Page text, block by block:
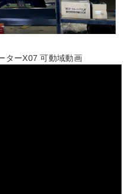
ターX07 可動域動画